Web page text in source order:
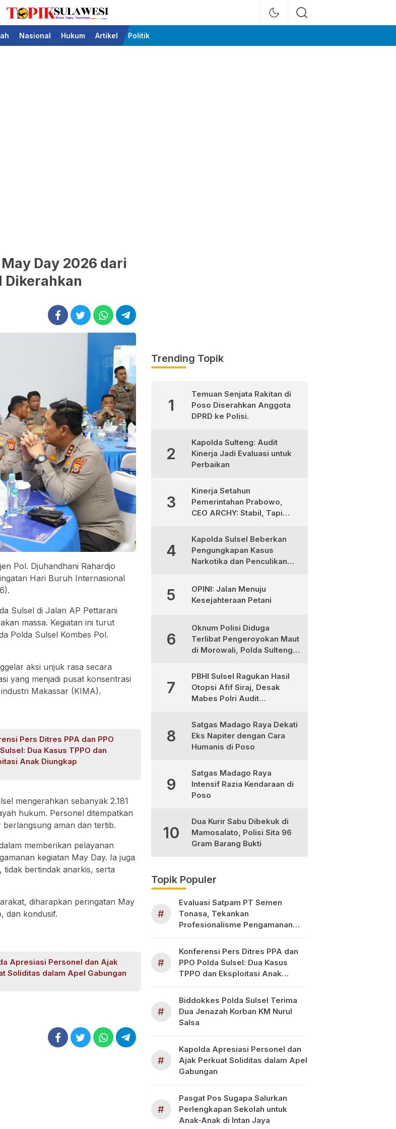
Topik Sulawesi
Bicara Tegas Terpercaya
Nasional Hukum Artikel Politik
Day 2026 dari
Dikerahkan
Pol. Djuhandhani Rahardjo
Hari Buruh Internasional
Sulsel di Jalan AP Pettarani
massa. Kegiatan ini turut
Polda Sulsel Kombes Pol.
aksi unjuk rasa secara
yang menjadi pusat konsentrasi
Makassar (KIMA).
Pers Ditres PPA dan PPO
Dua Kasus TPPO dan
Anak Diungkap
mengerahkan sebanyak 2.181
hukum. Personel ditempatkan
aman dan tertib.
memberikan pelayanan
kegiatan May Day. Ia juga
tidak bertindak anarkis, serta
diharapkan peringatan May
dan kondusif.
Apresiasi Personel dan Ajak
Soliditas dalam Apel Gabungan
Trending Topik
1
Temuan Senjata Rakitan di
Poso Diserahkan Anggota
DPRD ke Polisi.
2
Kapolda Sulteng: Audit
Kinerja Jadi Evaluasi untuk
Perbaikan
3
Kinerja Setahun
Pemerintahan Prabowo,
CEO ARCHY: Stabil, Tapi
4
Kapolda Sulsel Beberkan
Pengungkapan Kasus
Narkotika dan Penculikan
5
OPINI: Jalan Menuju
Kesejahteraan Petani
6
Oknum Polisi Diduga
Terlibat Pengeroyokan Maut
di Morowali, Polda Sulteng
7
PBHI Sulsel Ragukan Hasil
Otopsi Afif Siraj, Desak
Mabes Polri Audit
8
Satgas Madago Raya Dekati
Eks Napiter dengan Cara
Humanis di Poso
9
Satgas Madago Raya
Intensif Razia Kendaraan di
Poso
10
Dua Kurir Sabu Dibekuk di
Mamosalato, Polisi Sita 96
Gram Barang Bukti
Topik Populer
#
Evaluasi Satpam PT Semen
Tonasa, Tekankan
Profesionalisme Pengamanan
#
Konferensi Pers Ditres PPA dan
PPO Polda Sulsel: Dua Kasus
TPPO dan Eksploitasi Anak
#
Biddokkes Polda Sulsel Terima
Dua Jenazah Korban KM Nurul
Salsa
#
Kapolda Apresiasi Personel dan
Ajak Perkuat Soliditas dalam Apel
Gabungan
#
Pasgat Pos Sugapa Salurkan
Perlengkapan Sekolah untuk
Anak-Anak di Intan Jaya